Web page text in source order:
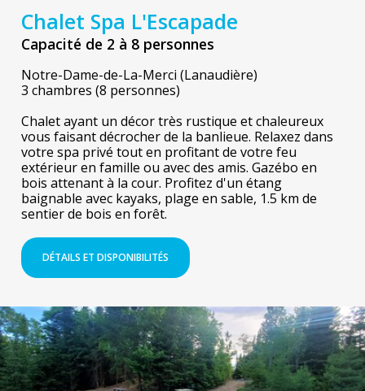
Chalet Spa L'Escapade
Capacité de 2 à 8 personnes
Notre-Dame-de-La-Merci (Lanaudière)
3 chambres (8 personnes)
Chalet ayant un décor très rustique et chaleureux
vous faisant décrocher de la banlieue. Relaxez dans
votre spa privé tout en profitant de votre feu
extérieur en famille ou avec des amis. Gazébo en
bois attenant à la cour. Profitez d'un étang
baignable avec kayaks, plage en sable, 1.5 km de
sentier de bois en forêt.
DÉTAILS ET DISPONIBILITÉS